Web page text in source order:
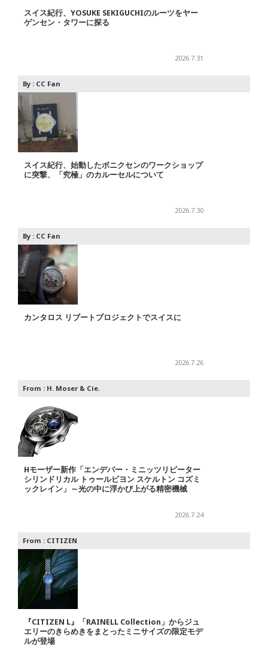
スイス紀行、YOSUKE SEKIGUCHIのルーツをヤー
ゲンセン・タワーに探る
2026.7.31
By : CC Fan
スイス紀行、始動したボニクセンのワークショップ
に突撃、「究極」のカルーセルについて
2026.7.30
By : CC Fan
カンタロス リブートプロジェクトでスイスに
2026.7.26
From : H. Moser & Cie.
Hモーザー新作「エンデバー・ミニッツリピーター
シリンドリカル トゥールビヨン スケルトン コズミ
ックレイン」～光の中に浮かび上がる精密機械
2026.7.24
From : CITIZEN
『CITIZEN L』「RAINELL Collection」からジュ
エリーのきらめきをまとったミニサイズの限定モデ
ルが登場